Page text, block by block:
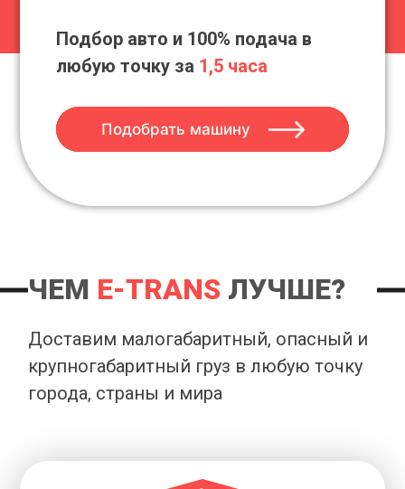
Подбор авто и 100% подача в
любую точку за 1,5 часа
Подобрать машину
ЧЕМ E-TRANS ЛУЧШЕ?
Доставим малогабаритный, опасный и
крупногабаритный груз в любую точку
города, страны и мира